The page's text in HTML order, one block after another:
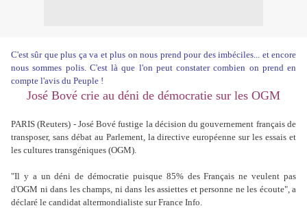
C'est sûr que plus ça va et plus on nous prend pour des imbéciles... et encore
nous sommes polis. C'est là que l'on peut constater combien on prend en
compte l'avis du Peuple !
José Bové crie au déni de démocratie sur les OGM
PARIS (Reuters) - José Bové fustige la décision du gouvernement français de
transposer, sans débat au Parlement, la directive européenne sur les essais et
les cultures transgéniques (OGM).
"Il y a un déni de démocratie puisque 85% des Français ne veulent pas
d'OGM ni dans les champs, ni dans les assiettes et personne ne les écoute", a
déclaré le candidat altermondialiste sur France Info.